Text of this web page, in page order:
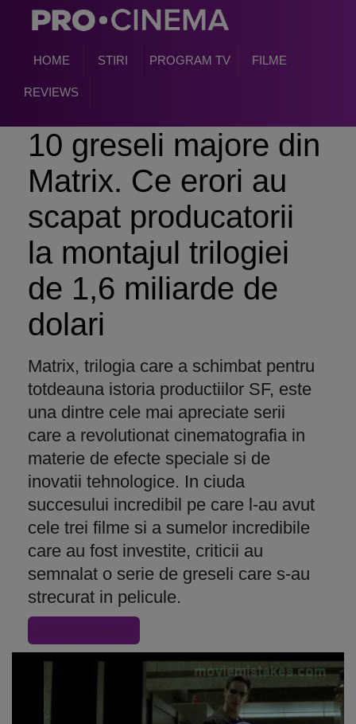
HOME STIRI PROGRAM TV FILME
REVIEWS
10 greseli majore din
Matrix. Ce erori au
scapat producatorii
la montajul trilogiei
de 1,6 miliarde de
dolari
Matrix, trilogia care a schimbat pentru
totdeauna istoria productiilor SF, este
una dintre cele mai apreciate serii
care a revolutionat cinematografia in
materie de efecte speciale si de
inovatii tehnologice. In ciuda
succesului incredibil pe care l-au avut
cele trei filme si a sumelor incredibile
care au fost investite, criticii au
semnalat o serie de greseli care s-au
strecurat in pelicule.